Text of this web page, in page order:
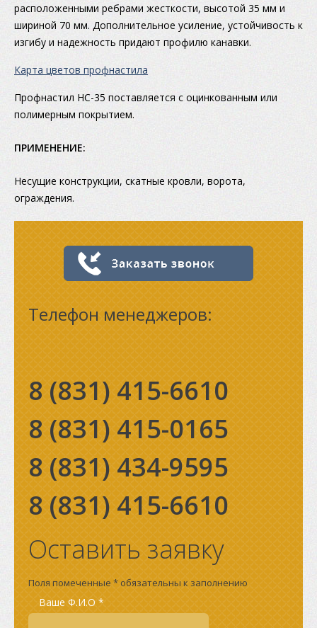
расположенными ребрами жесткости, высотой 35 мм и
шириной 70 мм. Дополнительное усиление, устойчивость к
изгибу и надежность придают профилю канавки.
Карта цветов профнастила
Профнастил НС-35 поставляется с оцинкованным или
полимерным покрытием.
ПРИМЕНЕНИЕ:
Несущие конструкции, скатные кровли, ворота,
ограждения.
Телефон менеджеров:
8 (831) 415-6610
8 (831) 415-0165
8 (831) 434-9595
8 (831) 415-6610
Оставить заявку
Поля помеченные * обязательны к заполнению
Ваше Ф.И.О *